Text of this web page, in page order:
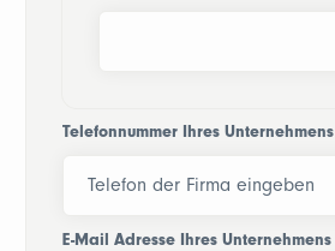
Telefonnummer Ihres Unternehmens
E-Mail Adresse Ihres Unternehmens